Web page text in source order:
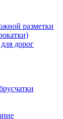
разметки
дорог